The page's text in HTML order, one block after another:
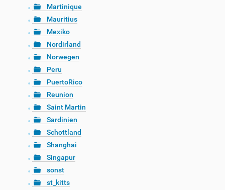
Martinique
Mauritius
Mexiko
Nordirland
Norwegen
Peru
PuertoRico
Reunion
Saint Martin
Sardinien
Schottland
Shanghai
Singapur
sonst
st_kitts